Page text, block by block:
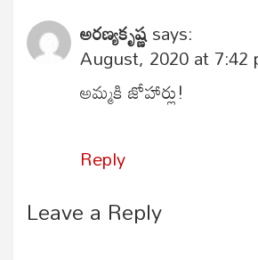
అరణ్యకృష్ణsays:
August, 2020 at 7:42
అమ్మకి జోహార్లు!
Reply
Leave a Reply